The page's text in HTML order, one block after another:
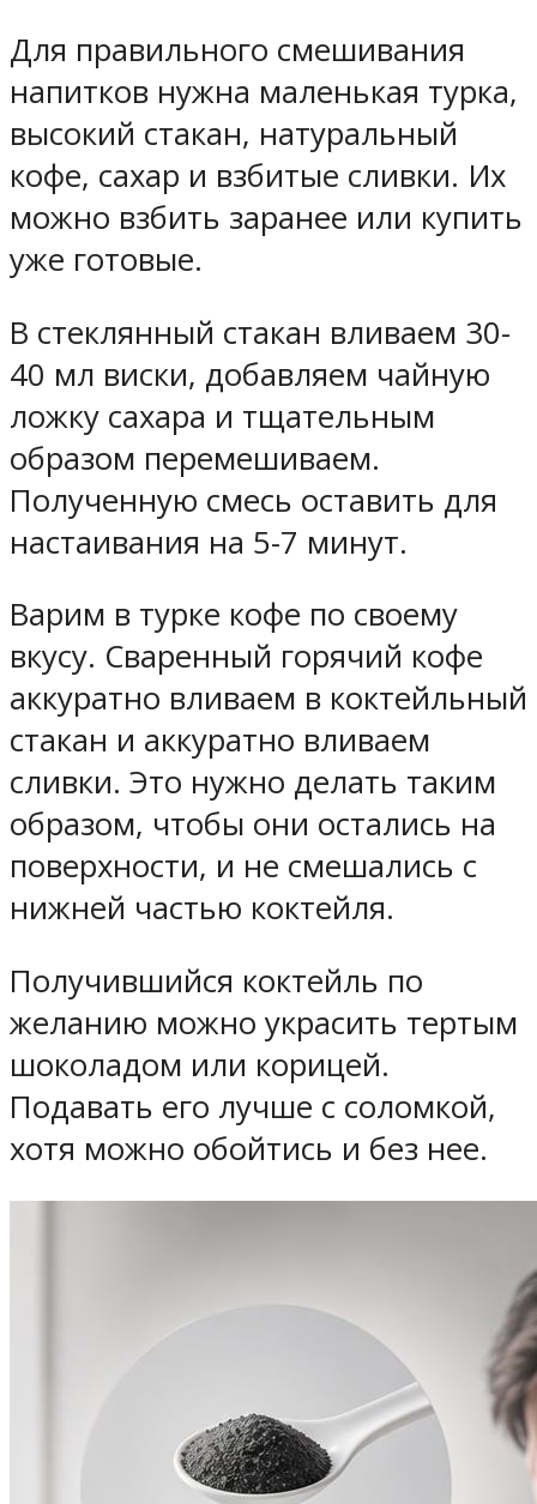
Для правильного смешивания
напитков нужна маленькая турка,
высокий стакан, натуральный
кофе, сахар и взбитые сливки. Их
можно взбить заранее или купить
уже готовые.
В стеклянный стакан вливаем 30-
40 мл виски, добавляем чайную
ложку сахара и тщательным
образом перемешиваем.
Полученную смесь оставить для
настаивания на 5-7 минут.
Варим в турке кофе по своему
вкусу. Сваренный горячий кофе
аккуратно вливаем в коктейльный
стакан и аккуратно вливаем
сливки. Это нужно делать таким
образом, чтобы они остались на
поверхности, и не смешались с
нижней частью коктейля.
Получившийся коктейль по
желанию можно украсить тертым
шоколадом или корицей.
Подавать его лучше с соломкой,
хотя можно обойтись и без нее.